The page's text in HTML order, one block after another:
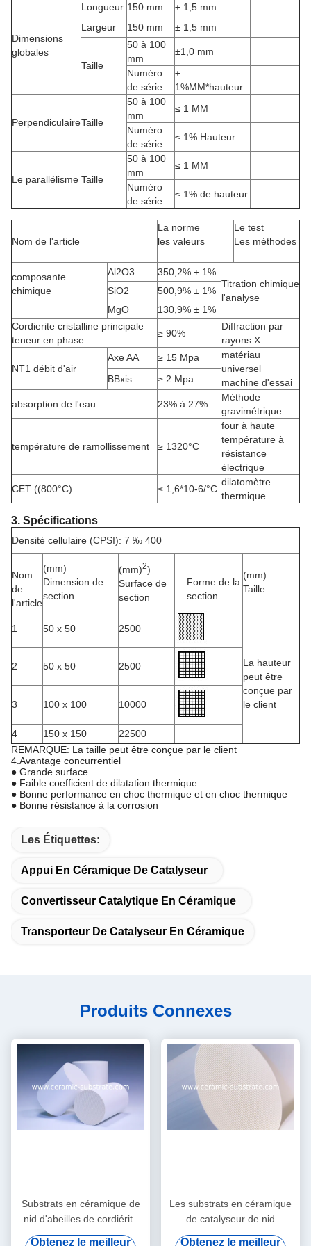
Dimensions
globales
Longueur 150 mm
± 1,5 mm
Largeur
150 mm ± 1,5 mm
Taille
50 à 100
mm
±1,0 mm
Numéro
de série
±
1%MM*hauteur
PerpendiculaireTaille
50 à 100
mm
≤ 1 MM
Numéro
de série
≤ 1% Hauteur
Le parallélisme Taille
50 à 100
mm
≤ 1 MM
Numéro
de série
≤ 1% de hauteur
Nom de l'article
La norme
les valeurs
Le test
Les méthodes
composante
chimique
Al2O3
350,2% ± 1%
Titration chimique
l'analyse
SiO2
500,9% ± 1%
MgO
130,9% ± 1%
Cordierite cristalline principale
teneur en phase
≥ 90%
Diffraction par
rayons X
NT1 débit d'air
Axe AA ≥ 15 Mpa
matériau
universel
machine d'essai
BBxis ≥ 2 Mpa
absorption de l'eau 23% à 27%
Méthode
gravimétrique
température de ramollissement ≥ 1320°C
four à haute
température à
résistance
électrique
CET ((800°C)
≤ 1,6*10-6/°C
dilatomètre
thermique
3. Spécifications
Densité cellulaire (CPSI): 7 ‰ 400
Nom
de
l'article
(mm)
Dimension de
section
(mm)2)
Surface de
section
Forme de la
section
(mm)
Taille
1 50 x 50 2500
La hauteur
peut être
conçue par
le client
2 50 x 50 2500
3 100 x 100 10000
4 150 x 150
22500
REMARQUE: La taille peut être conçue par le client
4.Avantage concurrentiel
● Grande surface
● Faible coefficient de dilatation thermique
● Bonne performance en choc thermique et en choc thermique
● Bonne résistance à la corrosion
Les Étiquettes:
Appui En Céramique De Catalyseur
Convertisseur Catalytique En Céramique
Transporteur De Catalyseur En Céramique
Produits Connexes
Substrats en céramique de
nid d'abeilles de cordiérite
pour l'épurateur de gaz
Obtenez le meilleur
Les substrats en céramique
de catalyseur de nid
d'abeilles d'alumine
Obtenez le meilleur